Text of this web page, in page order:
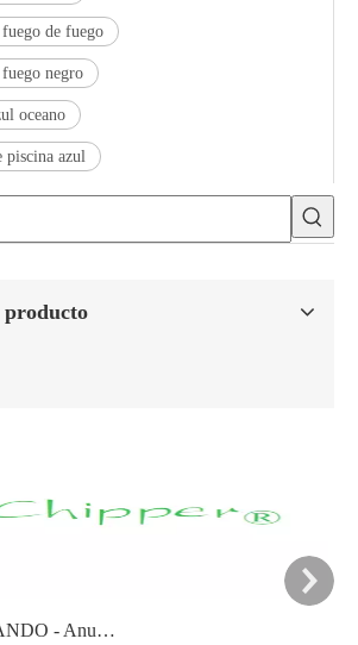
de fuego
negro
oceano
piscina azul
producto
HI CHIPPER GRANDO - Anuncio del objetivo de reducción de carbono 2025